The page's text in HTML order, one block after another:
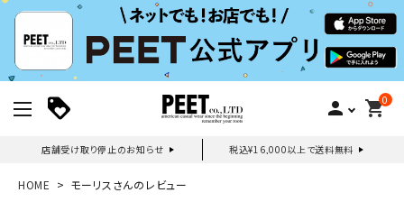
person 0
shopping_cart
店舗受け取り停止のお知らせ 税込¥16,000以上で送料無料
新規会員登録｜ログイン
HOME モーリスさんのレビュー